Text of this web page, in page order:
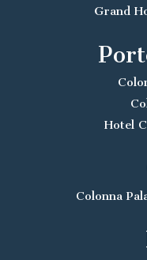
Grand
Hotel
Colonna